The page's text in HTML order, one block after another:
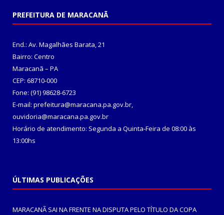
PREFEITURA DE MARACANÃ
End.: Av. Magalhães Barata, 21
Bairro: Centro
Maracanã – PA
CEP: 68710-000
Fone: (91) 98628-6723
E-mail: prefeitura@maracana.pa.gov.br,
ouvidoria@maracana.pa.gov.br
Horário de atendimento: Segunda a Quinta-Feira de 08:00 às
13:00hs
ÚLTIMAS PUBLICAÇÕES
MARACANÃ SAI NA FRENTE NA DISPUTA PELO TÍTULO DA COPA